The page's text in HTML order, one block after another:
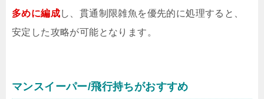
多めに編成し、貫通制限雑魚を優先的に処理すると、
安定した攻略が可能となります。
マンスイーパー/飛行持ちがおすすめ